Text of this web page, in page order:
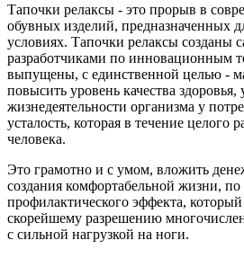
Тапочки релаксы - это прорыв в
обувных изделий, предназначенных
условиях. Тапочки релаксы созданы
разработчиками по инновационным
выпущены, с единственной целью -
повысить уровень качества здоровья,
жизнедеятельности организма у
усталость, которая в течение целого
человека.
Это грамотно и с умом, вложить
создания комфортабельной жизни, по
профилактического эффекта, который
скорейшему разрешению
с сильной нагрузкой на ноги.